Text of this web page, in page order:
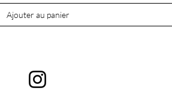
Ajouter au panier